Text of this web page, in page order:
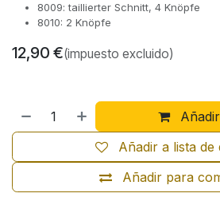
8009: taillierter Schnitt, 4 Knöpfe
8010: 2 Knöpfe
12,90 €(impuesto excluido)
Añadir para
Añadir a lista de